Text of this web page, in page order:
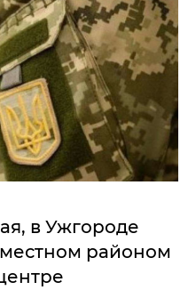
в Ужгороде
районом